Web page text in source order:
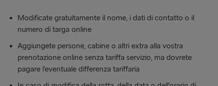
Modificate gratuitamente il nome, i dati di contatto o il
numero di targa online
Aggiungete persone, cabine o altri extra alla vostra
prenotazione online senza tariffa servizio, ma dovrete
pagare l’eventuale differenza tariffaria